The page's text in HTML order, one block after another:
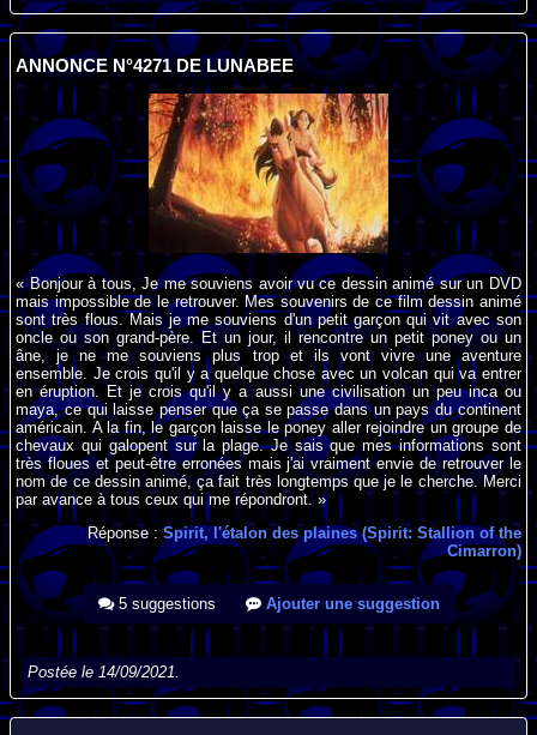
ANNONCE N°4271 DE LUNABEE
« Bonjour à tous, Je me souviens avoir vu ce dessin animé sur un DVD
mais impossible de le retrouver. Mes souvenirs de ce film dessin animé
sont très flous. Mais je me souviens d'un petit garçon qui vit avec son
oncle ou son grand-père. Et un jour, il rencontre un petit poney ou un
âne, je ne me souviens plus trop et ils vont vivre une aventure
ensemble. Je crois qu'il y a quelque chose avec un volcan qui va entrer
en éruption. Et je crois qu'il y a aussi une civilisation un peu inca ou
maya, ce qui laisse penser que ça se passe dans un pays du continent
américain. A la fin, le garçon laisse le poney aller rejoindre un groupe de
chevaux qui galopent sur la plage. Je sais que mes informations sont
très floues et peut-être erronées mais j'ai vraiment envie de retrouver le
nom de ce dessin animé, ça fait très longtemps que je le cherche. Merci
par avance à tous ceux qui me répondront. »
Réponse : Spirit, l'étalon des plaines (Spirit: Stallion of the
Cimarron)
5 suggestions Ajouter une suggestion
Postée le 14/09/2021.